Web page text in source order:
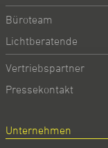
Büroteam
Lichtberatende
Vertriebspartner
Pressekontakt
Unternehmen